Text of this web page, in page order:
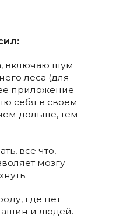
включаю шум
леса (для
приложение
себя в своем
дольше, тем
все что,
мозгу
где нет
и людей.